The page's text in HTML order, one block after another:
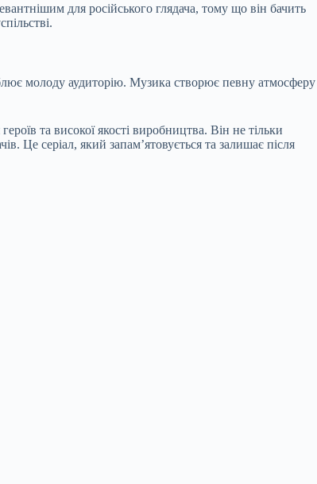
для російського глядача, тому що він бачить
молоду аудиторію. Музика створює певну атмосферу
та високої якості виробництва. Він не тільки
Це серіал, який запам’ятовується та залишає після